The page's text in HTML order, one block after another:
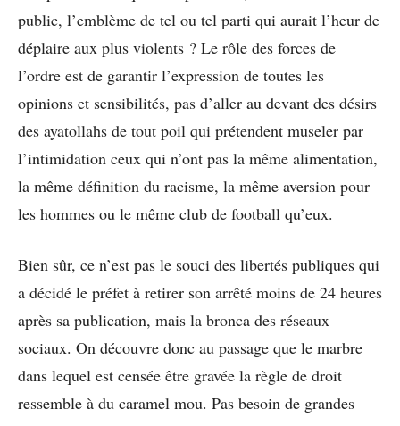
public, l’emblème de tel ou tel parti qui aurait l’heur de
déplaire aux plus violents ? Le rôle des forces de
l’ordre est de garantir l’expression de toutes les
opinions et sensibilités, pas d’aller au devant des désirs
des ayatollahs de tout poil qui prétendent museler par
l’intimidation ceux qui n’ont pas la même alimentation,
la même définition du racisme, la même aversion pour
les hommes ou le même club de football qu’eux.
Bien sûr, ce n’est pas le souci des libertés publiques qui
a décidé le préfet à retirer son arrêté moins de 24 heures
après sa publication, mais la bronca des réseaux
sociaux. On découvre donc au passage que le marbre
dans lequel est censée être gravée la règle de droit
ressemble à du caramel mou. Pas besoin de grandes